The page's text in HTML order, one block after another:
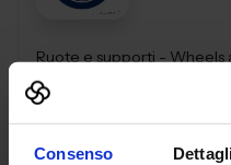
Consenso
Ruote e supporti - Wheels